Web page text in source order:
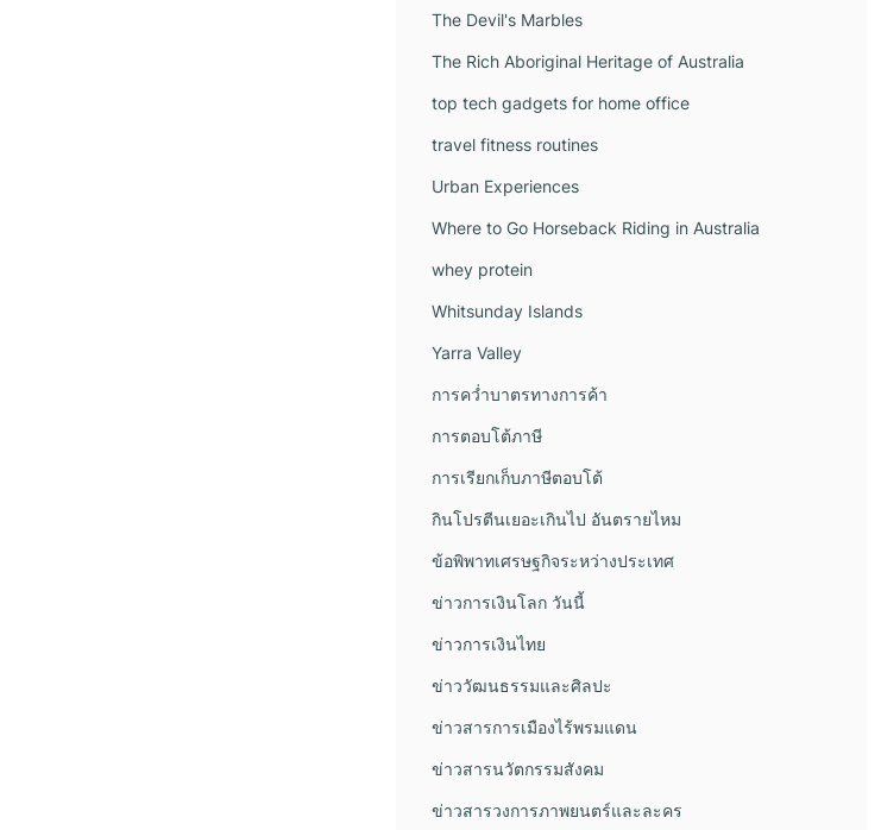
The Devil's Marbles
The Rich Aboriginal Heritage of Australia
top tech gadgets for home office
travel fitness routines
Urban Experiences
Where to Go Horseback Riding in Australia
whey protein
Whitsunday Islands
Yarra Valley
การคว่ำบาตรทางการค้า
การตอบโต้ภาษี
การเรียกเก็บภาษีตอบโต้
กินโปรตีนเยอะเกินไป อันตรายไหม
ข้อพิพาทเศรษฐกิจระหว่างประเทศ
ข่าวการเงินโลก วันนี้
ข่าวการเงินไทย
ข่าววัฒนธรรมและศิลปะ
ข่าวสารการเมืองไร้พรมแดน
ข่าวสารนวัตกรรมสังคม
ข่าวสารวงการภาพยนตร์และละคร